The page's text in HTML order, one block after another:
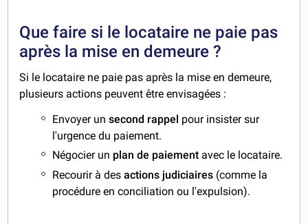
Que faire si le locataire ne paie pas
après la mise en demeure ?
Si le locataire ne paie pas après la mise en demeure,
plusieurs actions peuvent être envisagées :
Envoyer unsecond rappel pour insister sur
l'urgence du paiement.
Négocier un plan de paiement avec le locataire.
Recourir à desactions judiciaires (comme la
procédure en conciliation ou l'expulsion).